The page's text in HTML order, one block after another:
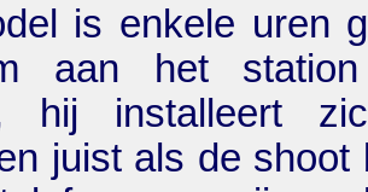
is enkele uren
aan het
hij installeert
juist als de shoot